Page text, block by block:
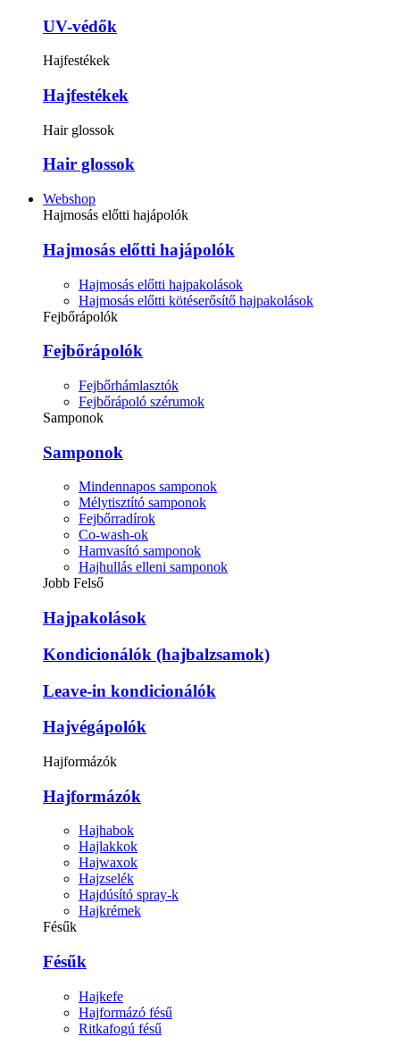
UV-védők
Hajfestékek
Hajfestékek
Hair glossok
Hair glossok
Webshop
Hajmosás előtti hajápolók
Hajmosás előtti hajápolók
Hajmosás előtti hajpakolások
Hajmosás előtti kötéserősítő hajpakolások
Fejbőrápolók
Fejbőrápolók
Fejbőrhámlasztók
Fejbőrápoló szérumok
Samponok
Samponok
Mindennapos samponok
Mélytisztító samponok
Fejbőrradírok
Co-wash-ok
Hamvasító samponok
Hajhullás elleni samponok
Jobb Felső
Hajpakolások
Kondicionálók (hajbalzsamok)
Leave-in kondicionálók
Hajvégápolók
Hajformázók
Hajformázók
Hajhabok
Hajlakkok
Hajwaxok
Hajzselék
Hajdúsító spray-k
Hajkrémek
Fésűk
Fésűk
Hajkefe
Hajformázó fésű
Ritkafogú fésű